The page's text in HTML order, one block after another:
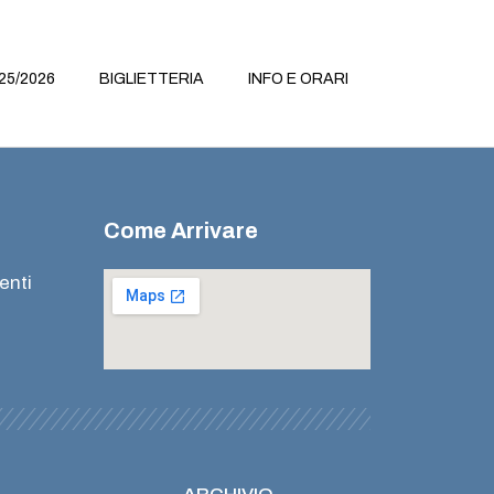
2026 BIGLIETTERIA INFO E ORARI
Come Arrivare